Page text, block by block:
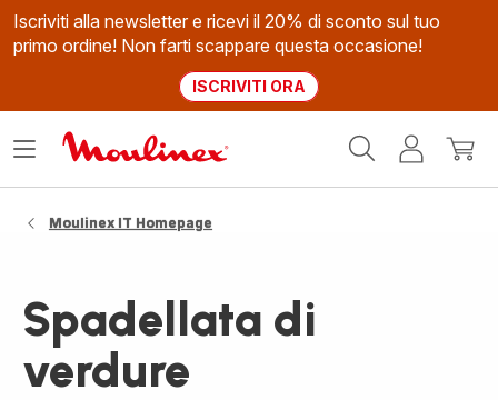
Iscriviti alla newsletter e ricevi il 20% di sconto sul tuo
primo ordine! Non farti scappare questa occasione!
ISCRIVITI ORA
Il
Apri
Moulinex IT Homepage
Spadellata di
verdure